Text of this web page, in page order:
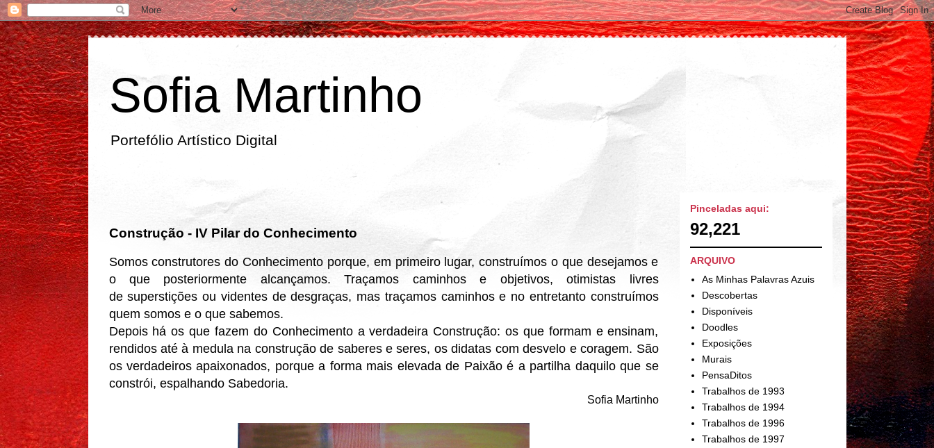
Sofia Martinho
Portefólio Artístico Digital
Construção - IV Pilar do Conhecimento
Somos construtores do Conhecimento porque, em primeiro lugar, construímos o que desejamos e
o que posteriormente alcançamos. Traçamos caminhos e objetivos, otimistas livres
de superstições ou videntes de desgraças, mas traçamos caminhos e no entretanto construímos
quem somos e o que sabemos.
Depois há os que fazem do Conhecimento a verdadeira Construção: os que formam e ensinam,
rendidos até à medula na construção de saberes e seres, os didatas com desvelo e coragem. São
os verdadeiros apaixonados, porque a forma mais elevada de Paixão é a partilha daquilo que se
constrói, espalhando Sabedoria.
Sofia Martinho
Pinceladas aqui:
92,221
ARQUIVO
As Minhas Palavras Azuis
Descobertas
Disponíveis
Doodles
Exposições
Murais
PensaDitos
Trabalhos de 1993
Trabalhos de 1994
Trabalhos de 1996
Trabalhos de 1997